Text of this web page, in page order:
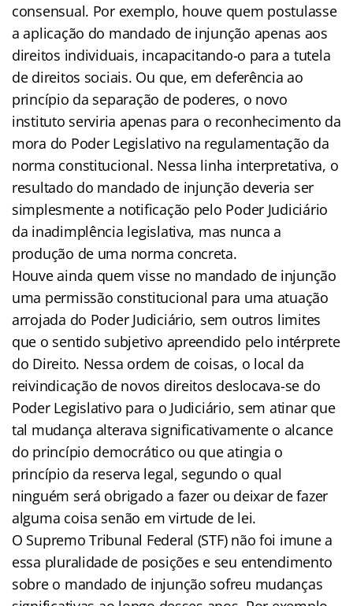
consensual. Por exemplo, houve quem postulasse
a aplicação do mandado de injunção apenas aos
direitos individuais, incapacitando-o para a tutela
de direitos sociais. Ou que, em deferência ao
princípio da separação de poderes, o novo
instituto serviria apenas para o reconhecimento da
mora do Poder Legislativo na regulamentação da
norma constitucional. Nessa linha interpretativa, o
resultado do mandado de injunção deveria ser
simplesmente a notificação pelo Poder Judiciário
da inadimplência legislativa, mas nunca a
produção de uma norma concreta.
Houve ainda quem visse no mandado de injunção
uma permissão constitucional para uma atuação
arrojada do Poder Judiciário, sem outros limites
que o sentido subjetivo apreendido pelo intérprete
do Direito. Nessa ordem de coisas, o local da
reivindicação de novos direitos deslocava-se do
Poder Legislativo para o Judiciário, sem atinar que
tal mudança alterava significativamente o alcance
do princípio democrático ou que atingia o
princípio da reserva legal, segundo o qual
ninguém será obrigado a fazer ou deixar de fazer
alguma coisa senão em virtude de lei.
O Supremo Tribunal Federal (STF) não foi imune a
essa pluralidade de posições e seu entendimento
sobre o mandado de injunção sofreu mudanças